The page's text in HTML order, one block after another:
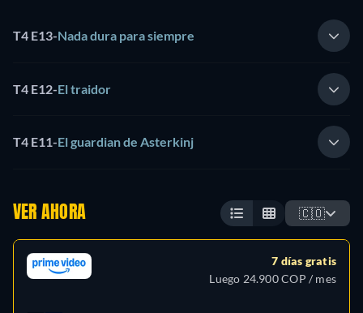
T4 E13-Nada dura para siempre
T4 E12-El traidor
T4 E11-El guardian de Asterkinj
VER AHORA 🇨🇴
7 días gratis
Luego 24.900 COP / mes